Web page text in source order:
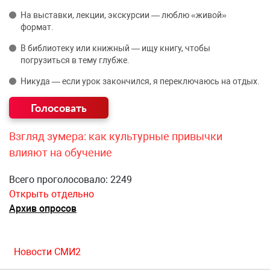
На выставки, лекции, экскурсии — люблю «живой»
формат.
В библиотеку или книжный — ищу книгу, чтобы
погрузиться в тему глубже.
Никуда — если урок закончился, я переключаюсь на отдых.
Взгляд зумера: как культурные привычки
влияют на обучение
Всего проголосовало: 2249
Открыть отдельно
Архив опросов
Новости СМИ2